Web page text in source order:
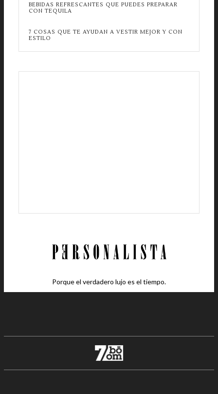
BEBIDAS REFRESCANTES QUE PUEDES PREPARAR
CON TEQUILA
7 COSAS QUE TE AYUDAN A VESTIR MEJOR Y CON
ESTILO
Porque el verdadero lujo es el tiempo.